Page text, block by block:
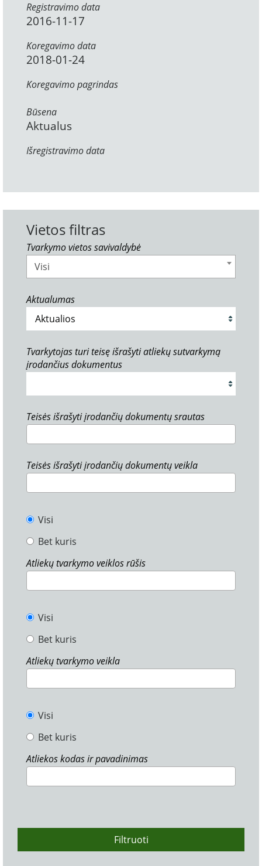
Registravimo data
2016-11-17
Koregavimo data
2018-01-24
Koregavimo pagrindas
Būsena
Aktualus
Išregistravimo data
Vietos filtras
Tvarkymo vietos savivaldybė
Visi
Aktualumas
Tvarkytojas turi teisę išrašyti atliekų sutvarkymą
įrodančius dokumentus
Teisės išrašyti įrodančių dokumentų srautas
Teisės išrašyti įrodančių dokumentų veikla
Visi
Bet kuris
Atliekų tvarkymo veiklos rūšis
Visi
Bet kuris
Atliekų tvarkymo veikla
Visi
Bet kuris
Atliekos kodas ir pavadinimas
Filtruoti